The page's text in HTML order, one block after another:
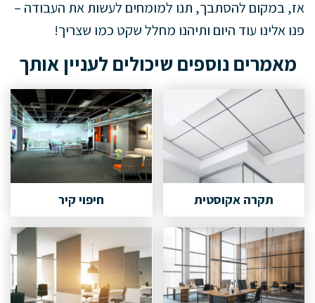
אז, במקום להסתבך, תנו למומחים לעשות את העבודה –
פנו אלינו עוד היום ותיהנו מחלל שקט כמו שצריך!
מאמרים נוספים שיכולים לעניין אותך
תקרה אקוסטית חיפוי קיר